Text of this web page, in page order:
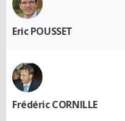
Eric POUSSET
Frédéric CORNILLE